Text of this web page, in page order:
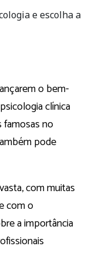
e escolha a
o bem-
clínica
famosas no
pode
com muitas
com o
a importância